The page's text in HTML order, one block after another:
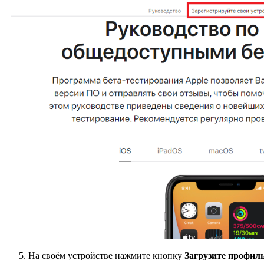
На своём устройстве нажмите кнопку Загрузите